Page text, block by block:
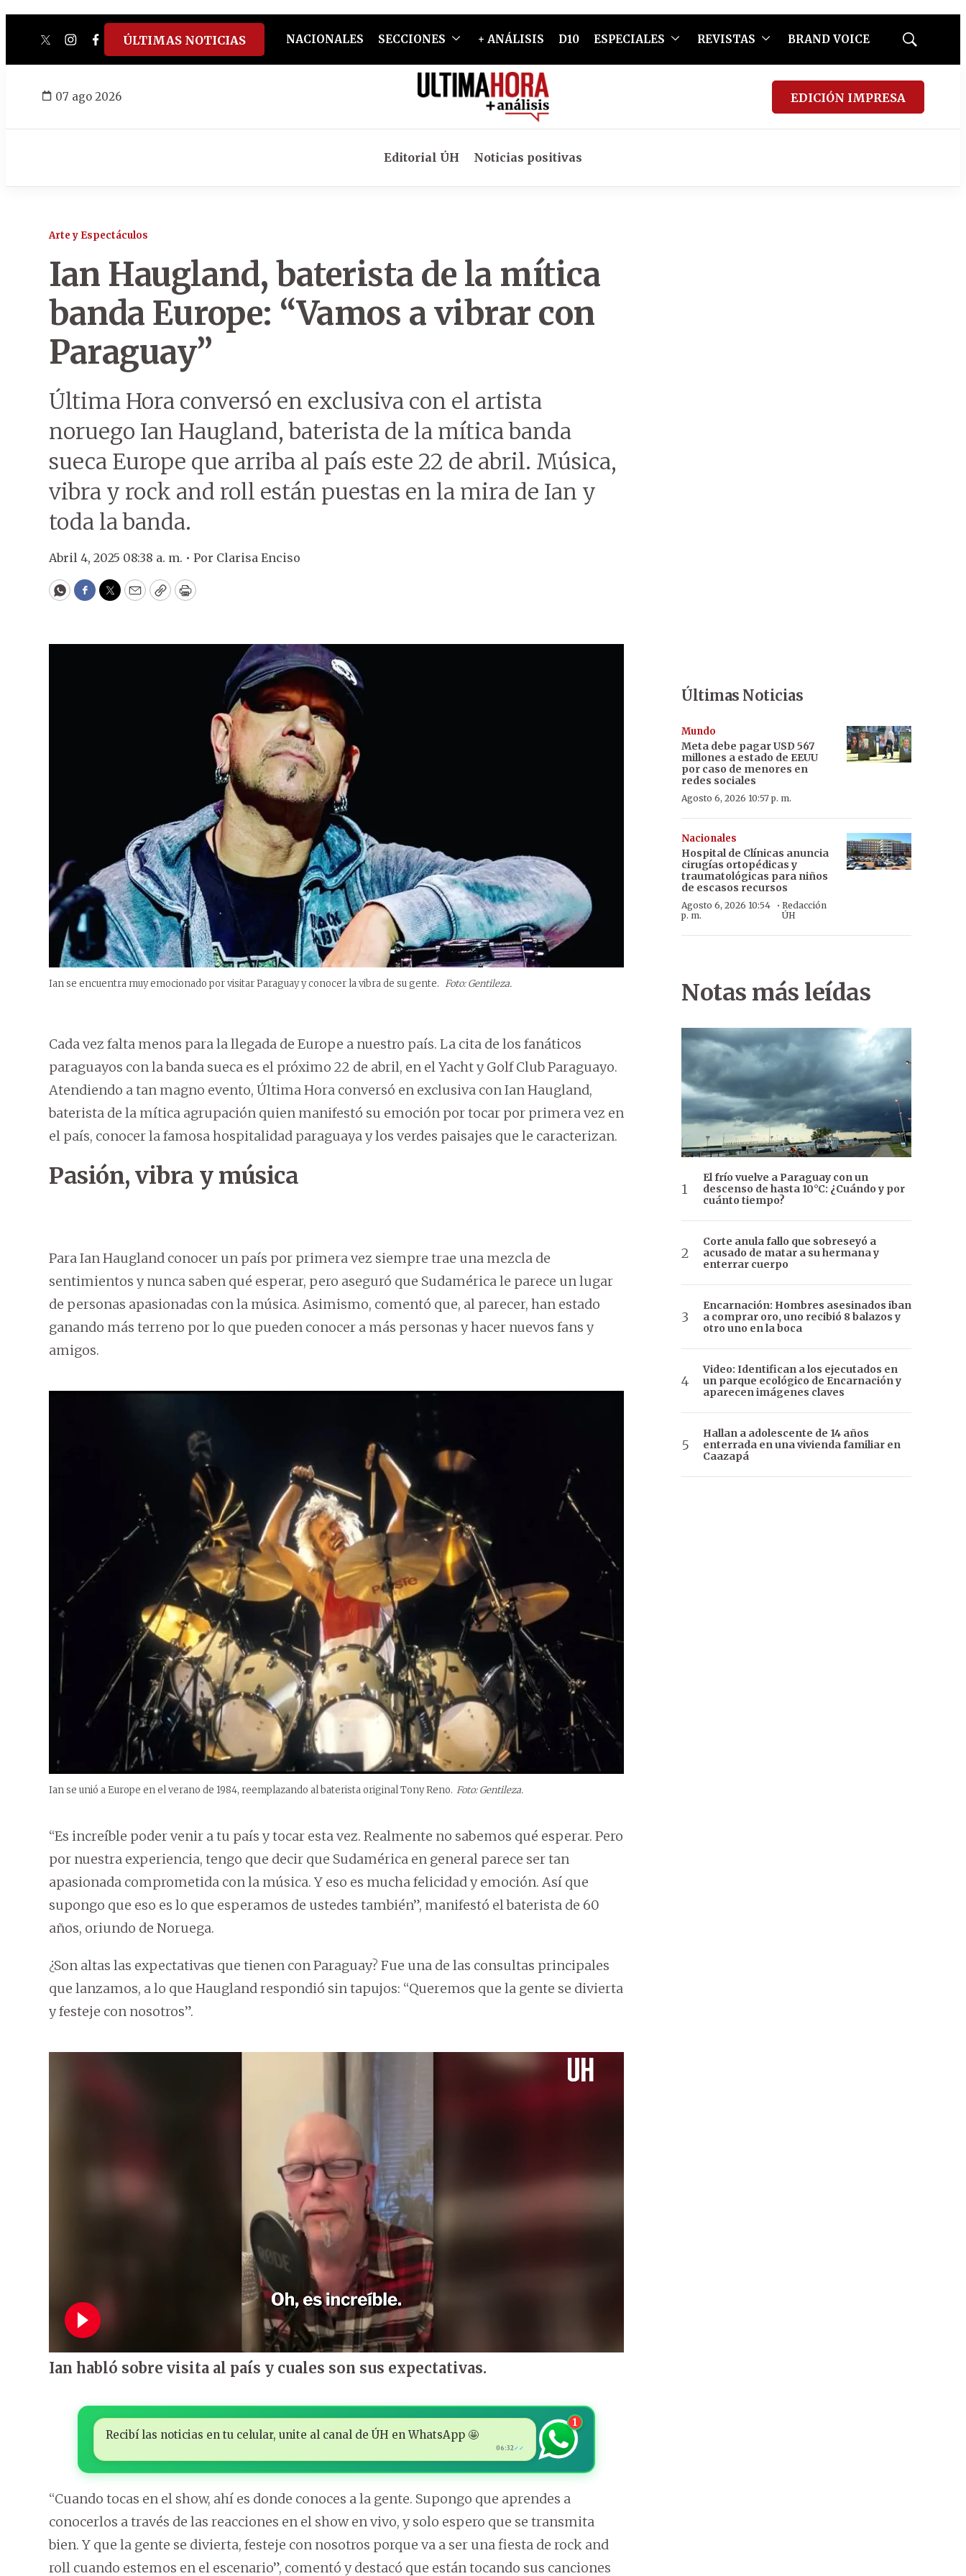
twitterinstagram
facebook
tiktokyoutube
spotify
ÚLTIMAS NOTICIAS NACIONALES SECCIONES + ANÁLISIS D10 ESPECIALES REVISTAS BRAND VOICE
Mostrar
07 ago 2026 EDICIÓN IMPRESA
Editorial ÚH Noticias positivas
Arte y Espectáculos
Ian Haugland, baterista de la mítica
banda Europe: “Vamos a vibrar con
Paraguay”
Última Hora conversó en exclusiva con el artista
noruego Ian Haugland, baterista de la mítica banda
sueca Europe que arriba al país este 22 de abril. Música,
vibra y rock and roll están puestas en la mira de Ian y
toda la banda.
Abril 4, 2025 08:38 a. m. • Por Clarisa Enciso
WhatsApp
Facebook
Twitter
EmailCopyPrint
Ian se encuentra muy emocionado por visitar Paraguay y conocer la vibra de su gente. Foto: Gentileza.
Cada vez falta menos para la llegada de Europe a nuestro país. La cita de los fanáticos
paraguayos con la banda sueca es el próximo 22 de abril, en el Yacht y Golf Club Paraguayo.
Atendiendo a tan magno evento, Última Hora conversó en exclusiva con Ian Haugland,
baterista de la mítica agrupación quien manifestó su emoción por tocar por primera vez en
el país, conocer la famosa hospitalidad paraguaya y los verdes paisajes que le caracterizan.
Pasión, vibra y música
Para Ian Haugland conocer un país por primera vez siempre trae una mezcla de
sentimientos y nunca saben qué esperar, pero aseguró que Sudamérica le parece un lugar
de personas apasionadas con la música. Asimismo, comentó que, al parecer, han estado
ganando más terreno por lo que pueden conocer a más personas y hacer nuevos fans y
amigos.
Ian se unió a Europe en el verano de 1984, reemplazando al baterista original Tony Reno. Foto: Gentileza.
“Es increíble poder venir a tu país y tocar esta vez. Realmente no sabemos qué esperar. Pero
por nuestra experiencia, tengo que decir que Sudamérica en general parece ser tan
apasionada comprometida con la música. Y eso es mucha felicidad y emoción. Así que
supongo que eso es lo que esperamos de ustedes también”, manifestó el baterista de 60
años, oriundo de Noruega.
¿Son altas las expectativas que tienen con Paraguay? Fue una de las consultas principales
que lanzamos, a lo que Haugland respondió sin tapujos: “Queremos que la gente se divierta
y festeje con nosotros”.
Ian habló sobre visita al país y cuales son sus expectativas.
Recibí las noticias en tu celular, unite al canal de ÚH en WhatsApp 🤩
06:32✓✓
1
“Cuando tocas en el show, ahí es donde conoces a la gente. Supongo que aprendes a
conocerlos a través de las reacciones en el show en vivo, y solo espero que se transmita
bien. Y que la gente se divierta, festeje con nosotros porque va a ser una fiesta de rock and
roll cuando estemos en el escenario”, comentó y destacó que están tocando sus canciones
Últimas Noticias
Mundo
Meta debe pagar USD 567
millones a estado de EEUU
por caso de menores en
redes sociales
Agosto 6, 2026 10:57 p. m.
Nacionales
Hospital de Clínicas anuncia
cirugías ortopédicas y
traumatológicas para niños
de escasos recursos
Agosto 6, 2026 10:54
p. m.
· Redacción
ÚH
Notas más leídas
El frío vuelve a Paraguay con un
descenso de hasta 10°C: ¿Cuándo y por
cuánto tiempo?
Corte anula fallo que sobreseyó a
acusado de matar a su hermana y
enterrar cuerpo
Encarnación: Hombres asesinados iban
a comprar oro, uno recibió 8 balazos y
otro uno en la boca
Video: Identifican a los ejecutados en
un parque ecológico de Encarnación y
aparecen imágenes claves
Hallan a adolescente de 14 años
enterrada en una vivienda familiar en
Caazapá